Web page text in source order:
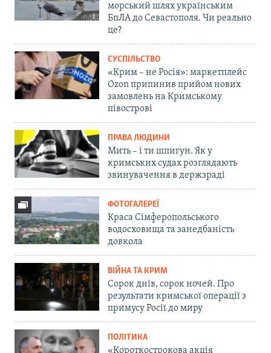
морський шлях українським
БпЛА до Севастополя. Чи реально
це?
СУСПІЛЬСТВО
«Крим – не Росія»: маркетплейс
Ozon припинив прийом нових
замовлень на Кримському
півострові
ПРАВА ЛЮДИНИ
Мить – і ти шпигун. Як у
кримських судах розглядають
звинувачення в держзраді
ФОТОГАЛЕРЕЇ
Краса Сімферопольського
водосховища та занедбаність
довкола
ВІЙНА ТА КРИМ
Сорок днів, сорок ночей. Про
результати кримської операції з
примусу Росії до миру
ПОЛІТИКА
«Короткострокова акція